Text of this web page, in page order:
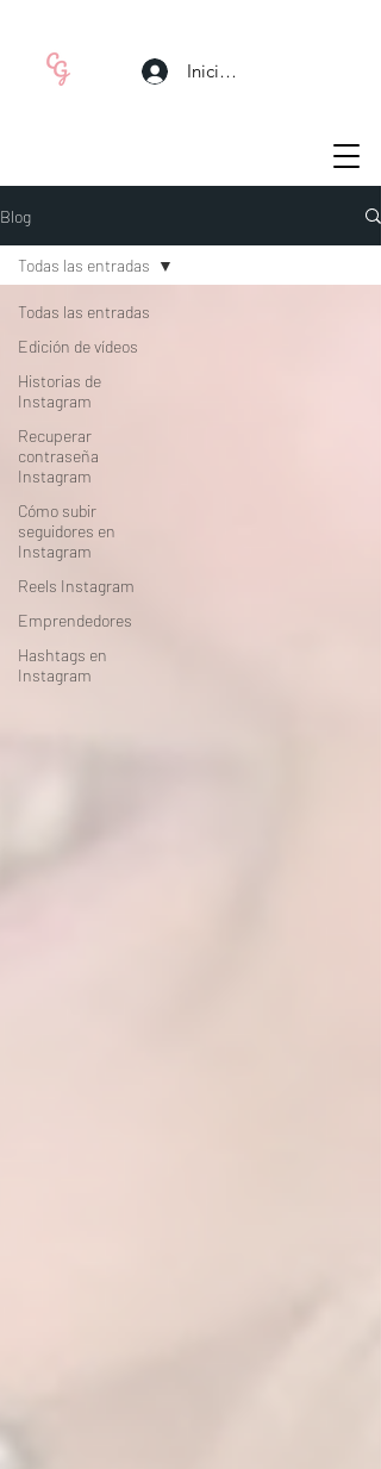
Iniciar sesión
Blog
Todas las entradas
Edición de vídeos
Historias de
Instagram
Recuperar
contraseña
Instagram
Cómo subir
seguidores en
Instagram
Reels Instagram
Emprendedores
Hashtags en
Instagram
Todas las entradas